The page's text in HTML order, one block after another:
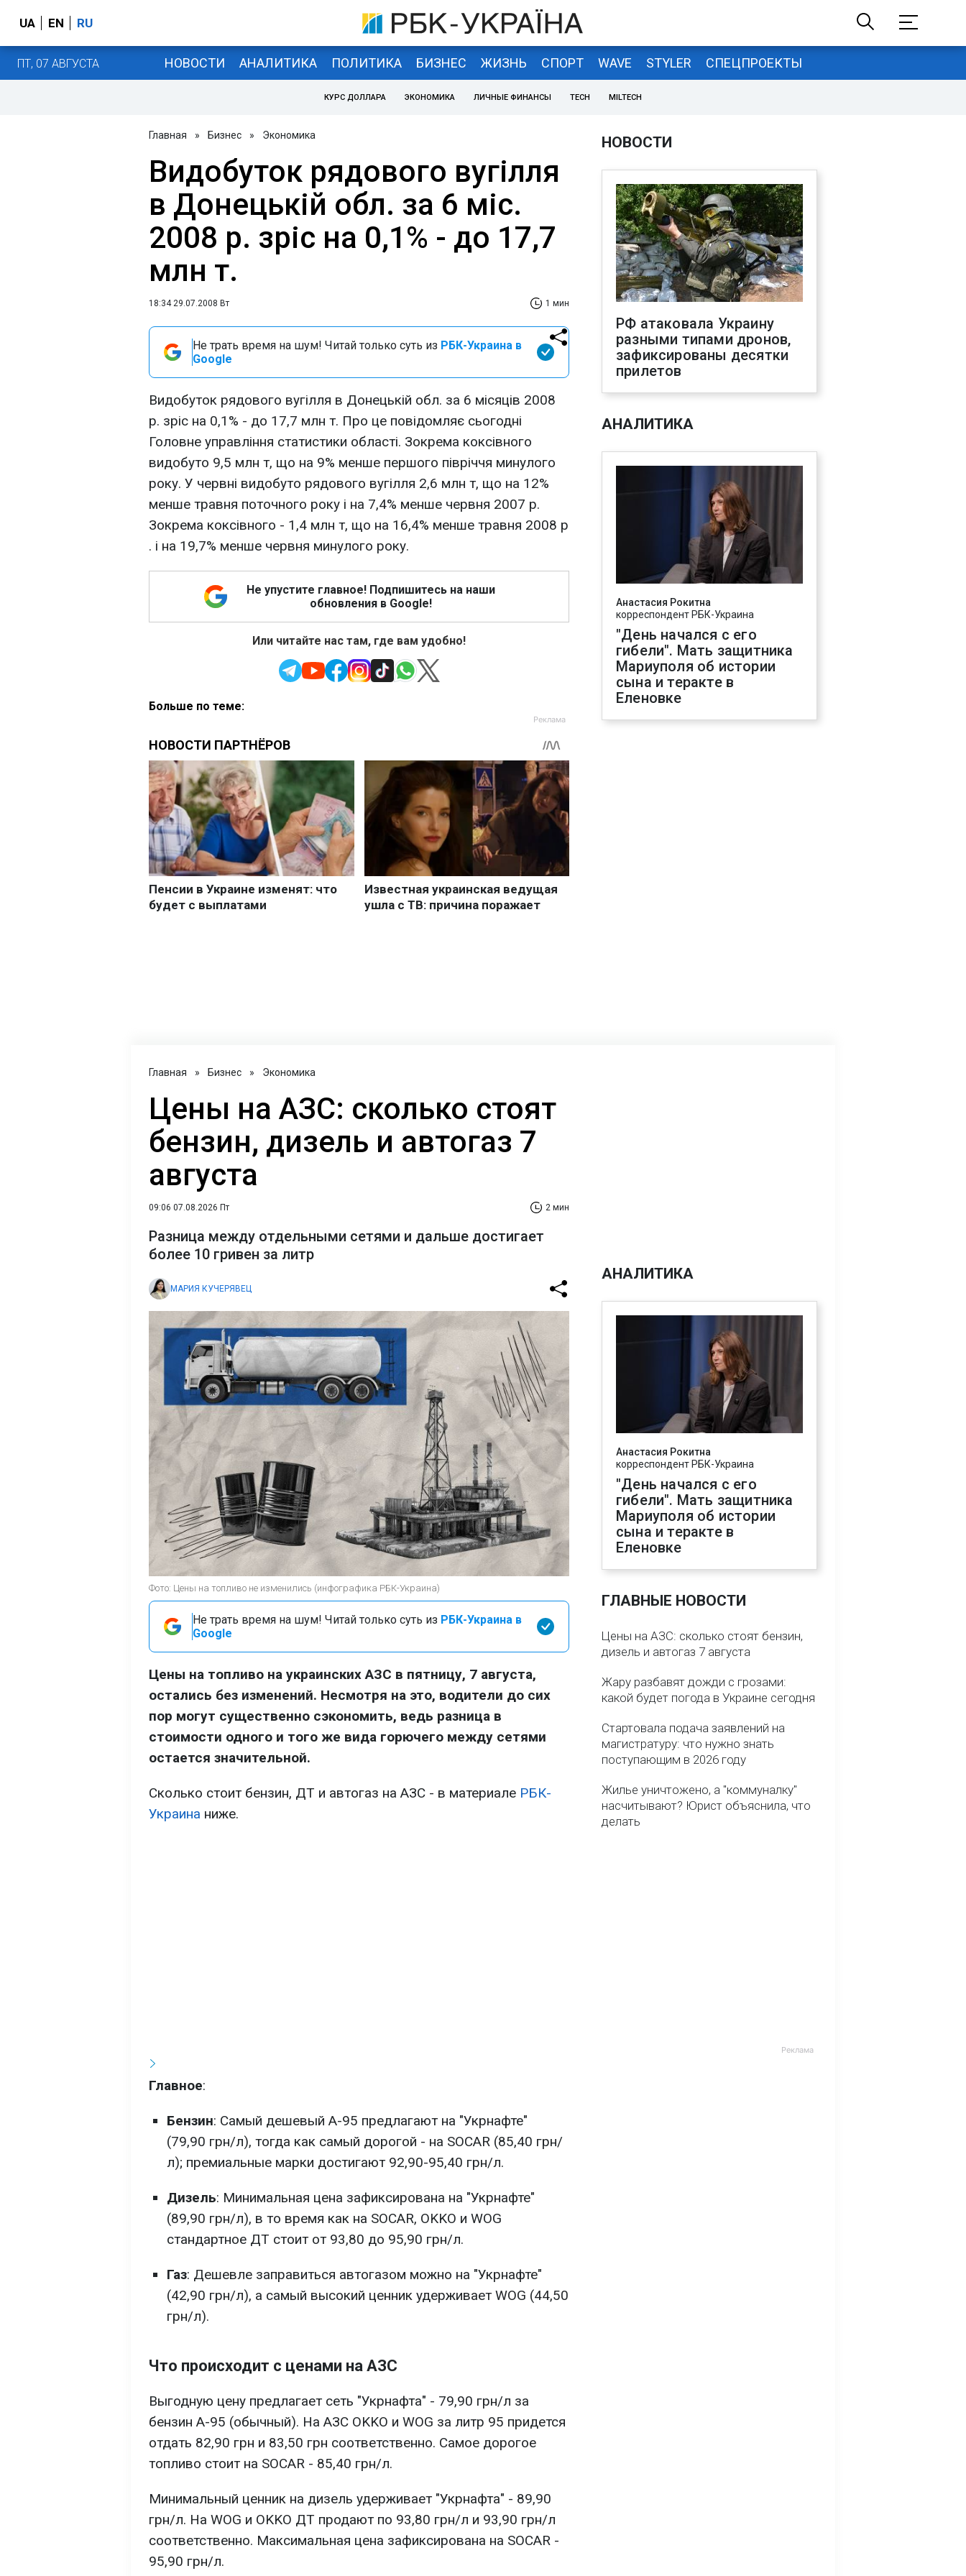
UA EN RU
ПТ, 07 АВГУСТА НОВОСТИ АНАЛИТИКА ПОЛИТИКА БИЗНЕС ЖИЗНЬ СПОРТ WAVE STYLER СПЕЦПРОЕКТЫ
КУРС ДОЛЛАРА ЭКОНОМИКА ЛИЧНЫЕ ФИНАНСЫ TECH MILTECH
Главная » Бизнес » Экономика
Видобуток рядового вугілля
в Донецькій обл. за 6 міс.
2008 р. зріс на 0,1% - до 17,7
млн т.
18:34 29.07.2008 Вт 1 мин
Не трать время на шум! Читай только суть из РБК-Украина в
Google
Видобуток рядового вугілля в Донецькій обл. за 6 місяців 2008
р. зріс на 0,1% - до 17,7 млн т. Про це повідомляє сьогодні
Головне управління статистики області. Зокрема коксівного
видобуто 9,5 млн т, що на 9% менше першого півріччя минулого
року. У червні видобуто рядового вугілля 2,6 млн т, що на 12%
менше травня поточного року і на 7,4% менше червня 2007 р.
Зокрема коксівного - 1,4 млн т, що на 16,4% менше травня 2008 р
. і на 19,7% менше червня минулого року.
Не упустите главное! Подпишитесь на наши
обновления в Google!
Или читайте нас там, где вам удобно!
Больше по теме:
НОВОСТИ
РФ атаковала Украину
разными типами дронов,
зафиксированы десятки
прилетов
АНАЛИТИКА
Анастасия Рокитна
корреспондент РБК-Украина
"День начался с его
гибели". Мать защитника
Мариуполя об истории
сына и теракте в
Еленовке
Главная » Бизнес » Экономика
Цены на АЗС: сколько стоят
бензин, дизель и автогаз 7
августа
09:06 07.08.2026 Пт 2 мин
Разница между отдельными сетями и дальше достигает
более 10 гривен за литр
МАРИЯ КУЧЕРЯВЕЦ
Фото: Цены на топливо не изменились (инфографика РБК-Украина)
Не трать время на шум! Читай только суть из РБК-Украина в
Google
Цены на топливо на украинских АЗС в пятницу, 7 августа,
остались без изменений. Несмотря на это, водители до сих
пор могут существенно сэкономить, ведь разница в
стоимости одного и того же вида горючего между сетями
остается значительной.
Сколько стоит бензин, ДТ и автогаз на АЗС - в материале РБК-
Украина ниже.
Главное:
Бензин: Самый дешевый А-95 предлагают на "Укрнафте"
(79,90 грн/л), тогда как самый дорогой - на SOCAR (85,40 грн/
л); премиальные марки достигают 92,90-95,40 грн/л.
Дизель: Минимальная цена зафиксирована на "Укрнафте"
(89,90 грн/л), в то время как на SOCAR, OKKO и WOG
стандартное ДТ стоит от 93,80 до 95,90 грн/л.
Газ: Дешевле заправиться автогазом можно на "Укрнафте"
(42,90 грн/л), а самый высокий ценник удерживает WOG (44,50
грн/л).
Что происходит с ценами на АЗС
Выгодную цену предлагает сеть "Укрнафта" - 79,90 грн/л за
бензин А-95 (обычный). На АЗС OKKO и WOG за литр 95 придется
отдать 82,90 грн и 83,50 грн соответственно. Самое дорогое
топливо стоит на SOCAR - 85,40 грн/л.
Минимальный ценник на дизель удерживает "Укрнафта" - 89,90
грн/л. На WOG и OKKO ДТ продают по 93,80 грн/л и 93,90 грн/л
соответственно. Максимальная цена зафиксирована на SOCAR -
95,90 грн/л.
АНАЛИТИКА
Анастасия Рокитна
корреспондент РБК-Украина
"День начался с его
гибели". Мать защитника
Мариуполя об истории
сына и теракте в
Еленовке
ГЛАВНЫЕ НОВОСТИ
Цены на АЗС: сколько стоят бензин,
дизель и автогаз 7 августа
Жару разбавят дожди с грозами:
какой будет погода в Украине сегодня
Стартовала подача заявлений на
магистратуру: что нужно знать
поступающим в 2026 году
Жилье уничтожено, а "коммуналку"
насчитывают? Юрист объяснила, что
делать